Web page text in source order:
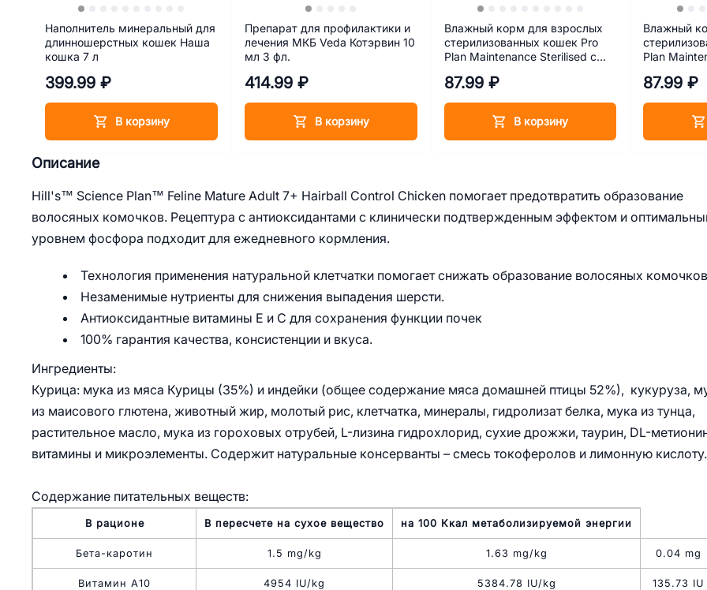
Описание
Hill's™ Science Plan™ Feline Mature Adult 7+ Hairball Control Chicken помогает предотвратить образование
волосяных комочков. Рецептура с антиоксидантами с клинически подтвержденным эффектом и
уровнем фосфора подходит для ежедневного кормления.
Технология применения натуральной клетчатки помогает снижать образование волосяных
Незаменимые нутриенты для снижения выпадения шерсти.
Антиоксидантные витамины Е и С для сохранения функции почек
100% гарантия качества, консистенции и вкуса.
Ингредиенты:
Курица: мука из мяса Курицы (35%) и индейки (общее содержание мяса домашней птицы 52%), кукуруза,
из маисового глютена, животный жир, молотый рис, клетчатка, минералы, гидролизат белка, мука из тунца,
растительное масло, мука из гороховых отрубей, L-лизина гидрохлорид, сухие дрожжи, таурин, DL-
витамины и микроэлементы. Содержит натуральные консерванты – смесь токоферолов и лимонную кислоту.
Содержание питательных веществ:
В рационе В пересчете на сухое вещество на 100 Ккал метаболизируемой энергии
Бета-каротин 1.5 mg/kg 1.63 mg/kg 0.04 mg
Витамин A10 4954 IU/kg 5384.78 IU/kg 135.73 IU
Наполнитель минеральный для
длинношерстных кошек Наша
кошка 7 л
399.99 ₽
В корзину
Препарат для профилактики и
лечения МКБ Veda Котэрвин 10
мл 3 фл.
414.99 ₽
В корзину
Влажный корм для взрослых
стерилизованных кошек Pro
Plan Maintenance Sterilised с
87.99 ₽
В корзину
Влажный
Plan
87.99 ₽